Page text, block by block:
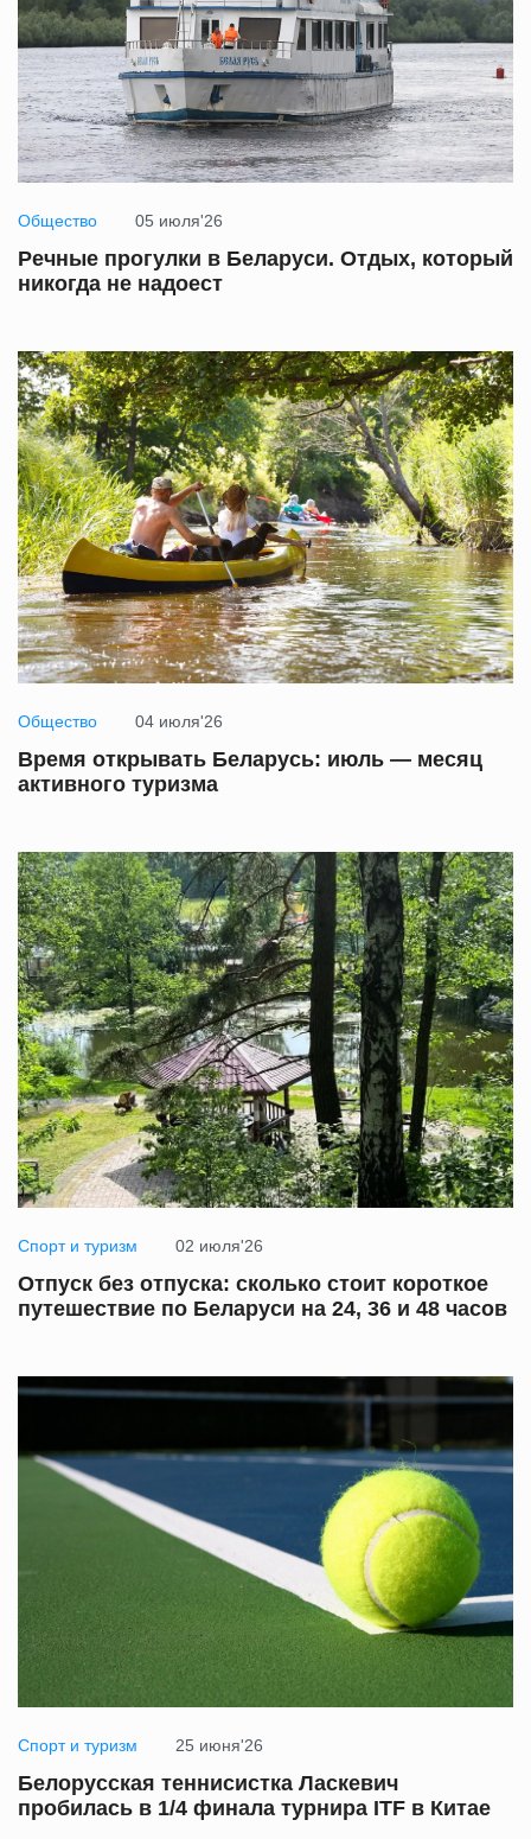
Общество 05 июля'26
Речные прогулки в Беларуси. Отдых, который
никогда не надоест
Общество 04 июля'26
Время открывать Беларусь: июль — месяц
активного туризма
Спорт и туризм 02 июля'26
Отпуск без отпуска: сколько стоит короткое
путешествие по Беларуси на 24, 36 и 48 часов
Спорт и туризм 25 июня'26
Белорусская теннисистка Ласкевич
пробилась в 1/4 финала турнира ITF в Китае